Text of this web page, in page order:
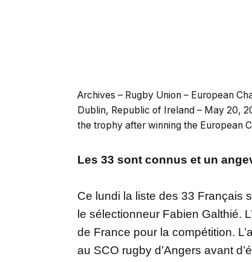
Archives – Rugby Union – European
Dublin, Republic of Ireland – May 20,
the trophy after winning the European
Les 33 sont connus et un
Ce lundi la liste des 33 Français
le sélectionneur Fabien Galthié.
de France pour la compétition.
au SCO rugby d’Angers avant